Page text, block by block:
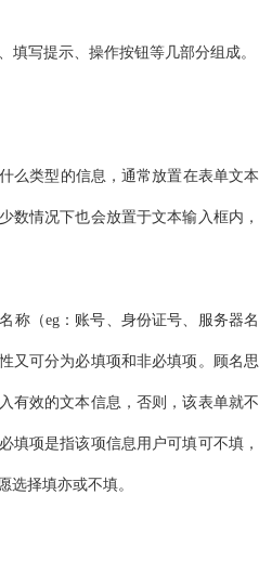
填写提示、操作按钮等几部分组成。
么类型的信息，通常放置在表单文本
数情况下也会放置于文本输入框内，
称（eg：账号、身份证号、服务器名
又可分为必填项和非必填项。顾名思
有效的文本信息，否则，该表单就不
填项是指该项信息用户可填可不填，
选择填亦或不填。